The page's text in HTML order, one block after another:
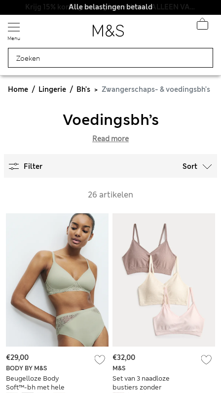
Alle belastingen betaald
Menu
Home Lingerie Bh's Zwangerschaps- & voedingsbh's
Voedingsbh’s
Read more
Filter Sort
26 artikelen
BODY BY M&S
Beugelloze Body
Soft™-bh met hele
€29,00
M&S
Set van 3 naadloze
bustiers zonder
€32,00